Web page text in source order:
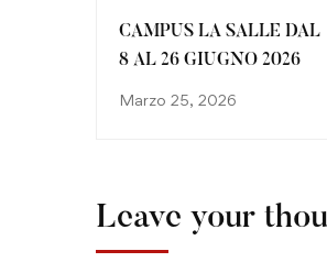
CAMPUS LA SALLE DAL
8 AL 26 GIUGNO 2026
Marzo 25, 2026
Leave your